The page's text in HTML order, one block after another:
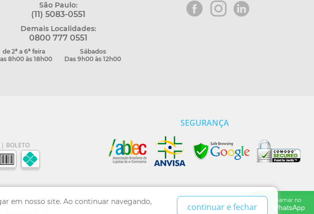
chamar no
WhatsApp
em nosso site. Ao continuar navegando,
continuar e fechar
São Paulo:
(11) 5083-0551
Demais Localidades:
0800 777 0551
de 2ª a 6ª feira
8h00 às 18h00
Sábados
Das 9h00 às 12h00
| BOLETO
SEGURANÇA
PAULO /SP,